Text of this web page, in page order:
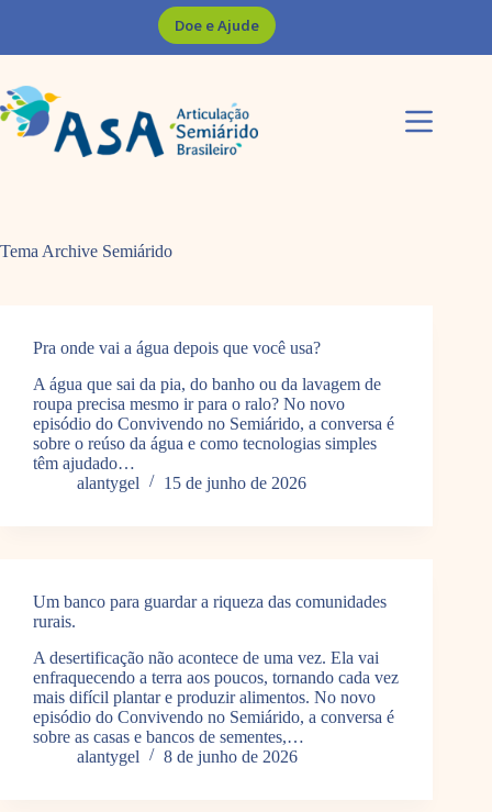
Doe e Ajude
Tema Archive Semiárido
Pra onde vai a água depois que você usa?
A água que sai da pia, do banho ou da lavagem de
roupa precisa mesmo ir para o ralo? No novo
episódio do Convivendo no Semiárido, a conversa é
sobre o reúso da água e como tecnologias simples
têm ajudado…
alantygel
15 de junho de 2026
Um banco para guardar a riqueza das comunidades
rurais.
A desertificação não acontece de uma vez. Ela vai
enfraquecendo a terra aos poucos, tornando cada vez
mais difícil plantar e produzir alimentos. No novo
episódio do Convivendo no Semiárido, a conversa é
sobre as casas e bancos de sementes,…
alantygel
8 de junho de 2026